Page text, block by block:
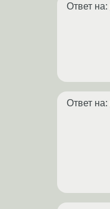
Ответ на:
Ответ на: